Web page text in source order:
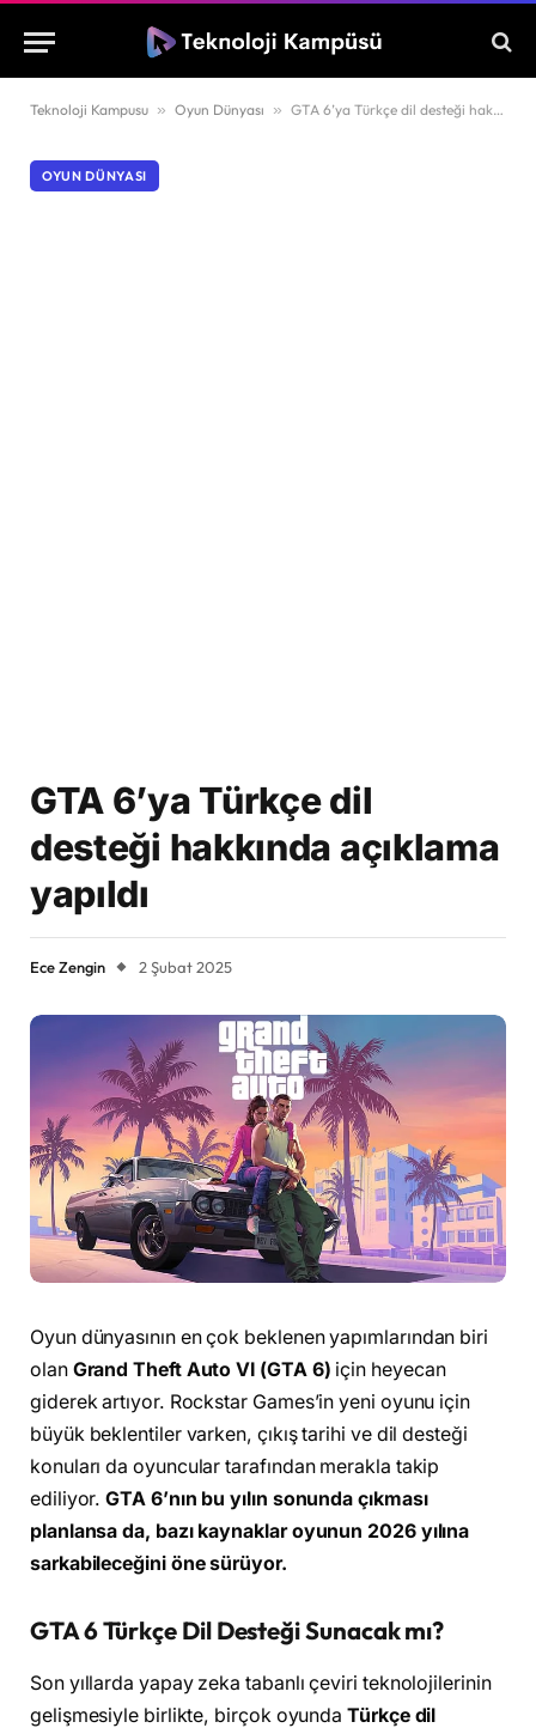
Teknoloji Kampusu » Oyun Dünyası » GTA 6’ya Türkçe dil desteği hakkında açıklama yapıldı
OYUN DÜNYASI
GTA 6’ya Türkçe dil
desteği hakkında açıklama
yapıldı
Ece Zengin 2 Şubat 2025
Oyun dünyasının en çok beklenen yapımlarından biri
olan Grand Theft Auto VI (GTA 6) için heyecan
giderek artıyor. Rockstar Games’in yeni oyunu için
büyük beklentiler varken, çıkış tarihi ve dil desteği
konuları da oyuncular tarafından merakla takip
ediliyor.GTA 6’nın bu yılın sonunda çıkması
planlansa da, bazı kaynaklar oyunun 2026 yılına
sarkabileceğini öne sürüyor.
GTA 6 Türkçe Dil Desteği Sunacak mı?
Son yıllarda yapay zeka tabanlı çeviri teknolojilerinin
gelişmesiyle birlikte, birçok oyundaTürkçe dil